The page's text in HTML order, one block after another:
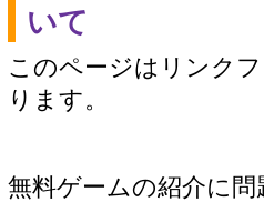
いて
このページはリンク
ります。
無料ゲームの紹介に